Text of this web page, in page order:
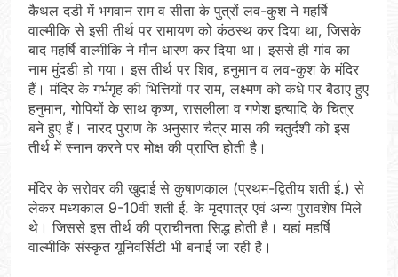
कैथल दडी में भगवान राम व सीता के पुत्रों लव-कुश ने महर्षि
वाल्मीकि से इसी तीर्थ पर रामायण को कंठस्थ कर दिया था, जिसके
बाद महर्षि वाल्मीकि ने मौन धारण कर दिया था। इससे ही गांव का
नाम मुंदडी हो गया। इस तीर्थ पर शिव, हनुमान व लव-कुश के मंदिर
हैं। मंदिर के गर्भगृह की भित्तियों पर राम, लक्ष्मण को कंधे पर बैठाए हुए
हनुमान, गोपियों के साथ कृष्ण, रासलीला व गणेश इत्यादि के चित्र
बने हुए हैं। नारद पुराण के अनुसार चैत्र मास की चतुर्दशी को इस
तीर्थ में स्नान करने पर मोक्ष की प्राप्ति होती है।
मंदिर के सरोवर की खुदाई से कुषाणकाल (प्रथम-द्वितीय शती ई.) से
लेकर मध्यकाल 9-10वी शती ई. के मृदपात्र एवं अन्य पुरावशेष मिले
थे। जिससे इस तीर्थ की प्राचीनता सिद्ध होती है। यहां महर्षि
वाल्मीकि संस्कृत यूनिवर्सिटी भी बनाई जा रही है।